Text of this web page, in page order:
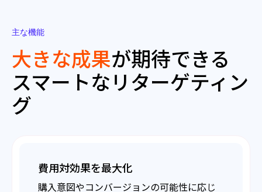
主な機能
大きな成果が期待できる
スマートなリターゲティン
グ
費用対効果を最大化
購入意図やコンバージョンの可能性に応じ